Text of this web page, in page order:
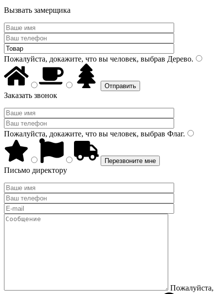
Вызвать замерщика
Пожалуйста, докажите, что вы человек, выбрав Дерево.
Заказать звонок
Пожалуйста, докажите, что вы человек, выбрав Флаг.
Письмо директору
Пожалуйста,